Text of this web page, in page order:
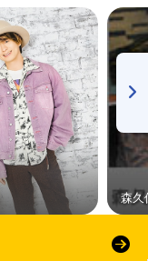
森久